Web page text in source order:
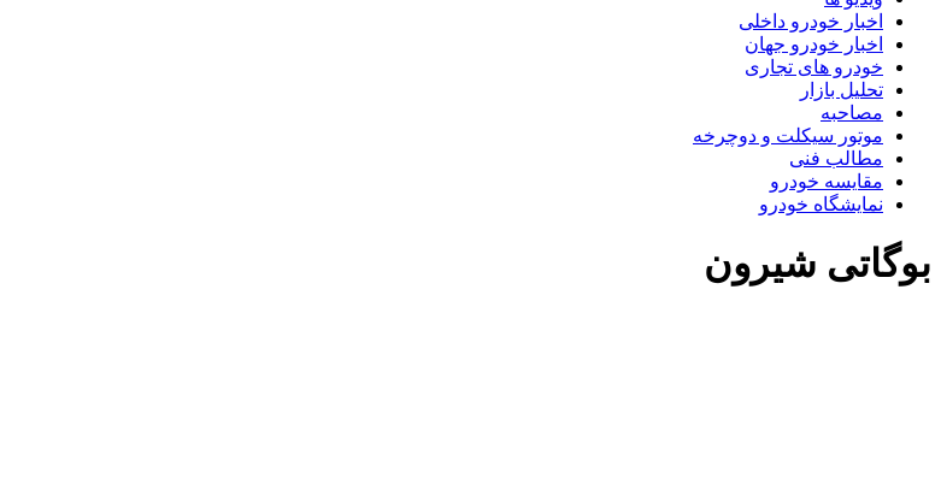
اخبار خودرو داخلی
اخبار خودرو جهان
خودرو های تجاری
تحلیل بازار
مصاحبه
موتور سیکلت و دوچرخه
مطالب فنی
مقایسه خودرو
نمایشگاه خودرو
بوگاتی شیرون